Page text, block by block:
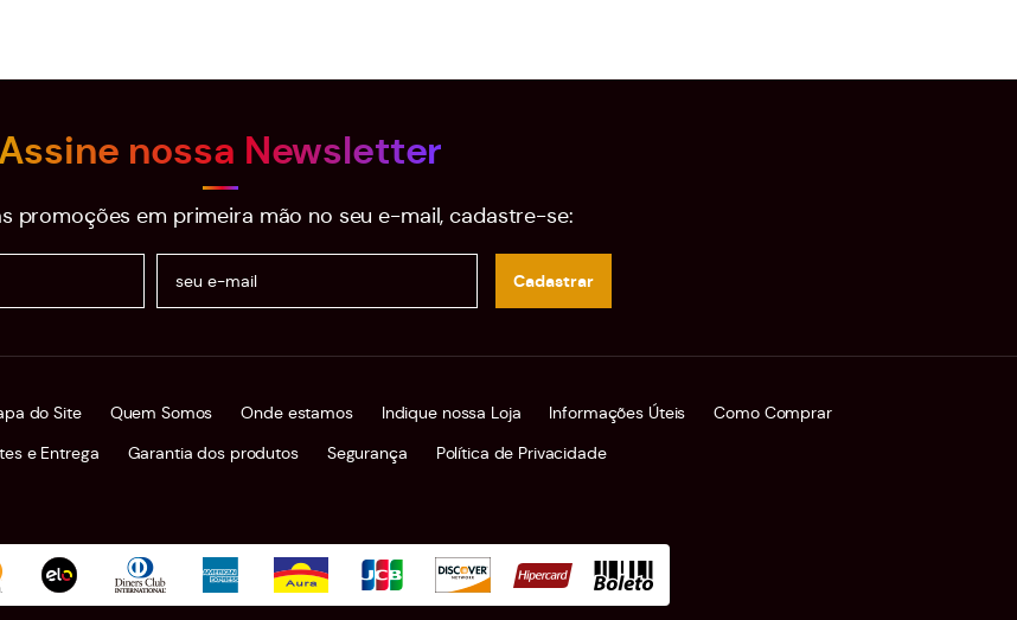
Assine nossa Newsletter
promoções em primeira mão no seu e-mail, cadastre-se:
Cadastrar
do Site Quem Somos Onde estamos Indique nossa Loja Informações Úteis
Como Comprar
e Entrega Garantia dos produtos Segurança Política de Privacidade